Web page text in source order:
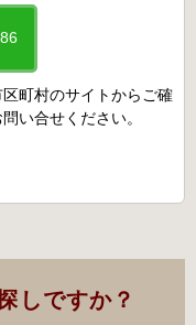
町村のサイトからご確
い合せください。
しですか？